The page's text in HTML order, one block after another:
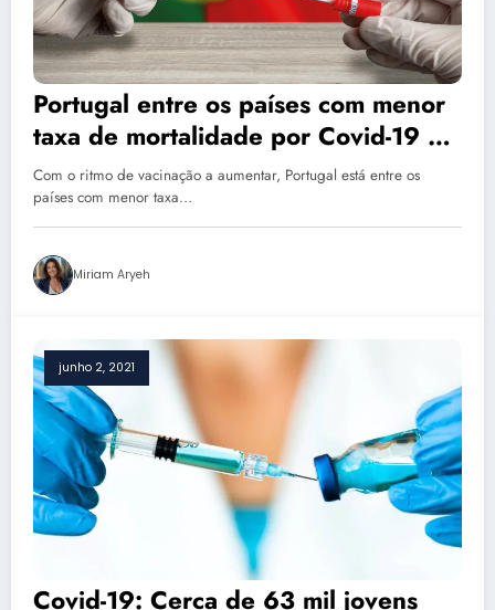
Portugal entre os países com menor
taxa de mortalidade por Covid-19 a
nível mundial
Com o ritmo de vacinação a aumentar, Portugal está entre os
países com menor taxa…
Miriam Aryeh
junho 2, 2021
Covid-19: Cerca de 63 mil jovens